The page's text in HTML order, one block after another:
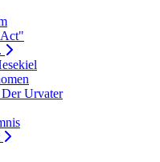
Urvater